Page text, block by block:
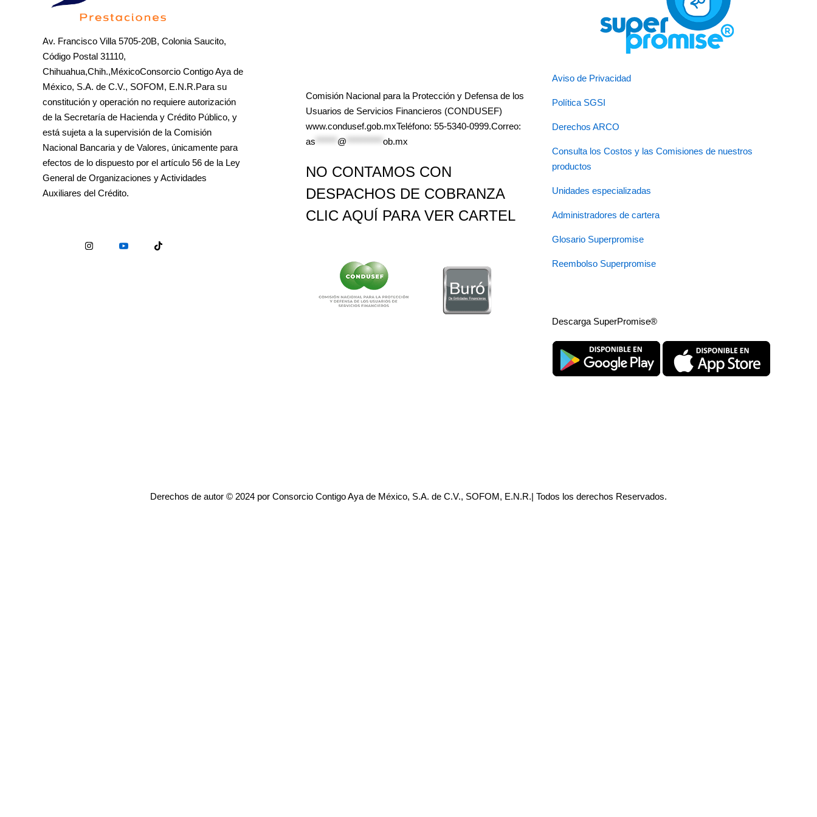
Av. Francisco Villa 5705-20B, Colonia Saucito,
Código Postal 31110,
Chihuahua,Chih.,MéxicoConsorcio Contigo Aya de
México, S.A. de C.V., SOFOM, E.N.R.Para su
constitución y operación no requiere autorización
de la Secretaría de Hacienda y Crédito Público, y
está sujeta a la supervisión de la Comisión
Nacional Bancaria y de Valores, únicamente para
efectos de lo dispuesto por el artículo 56 de la Ley
General de Organizaciones y Actividades
Auxiliares del Crédito.
Comisión Nacional para la Protección y Defensa de los
Usuarios de Servicios Financieros (CONDUSEF)
www.condusef.gob.mxTeléfono: 55-5340-0999.Correo:
as
@ ob.mx
NO CONTAMOS CON
DESPACHOS DE COBRANZA
CLIC AQUÍ PARA VER CARTEL
Aviso de Privacidad
Política SGSI
Derechos ARCO
Consulta los Costos y las Comisiones de nuestros
productos
Unidades especializadas
Administradores de cartera
Glosario Superpromise
Reembolso Superpromise
Descarga SuperPromise®
Derechos de autor © 2024 por Consorcio Contigo Aya de México, S.A. de C.V., SOFOM, E.N.R.| Todos los derechos Reservados.